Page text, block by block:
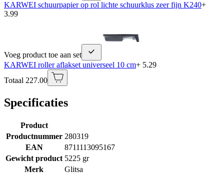
KARWEI schuurpapier op rol lichte schuurklus zeer fijn K240+
3.99
Voeg product toe aan set
KARWEI roller aflakset universeel 10 cm+ 5.29
Totaal 227.00
Specificaties
Product
Productnummer 280319
EAN
8711113095167
Gewicht product 5225 gr
Merk
Glitsa